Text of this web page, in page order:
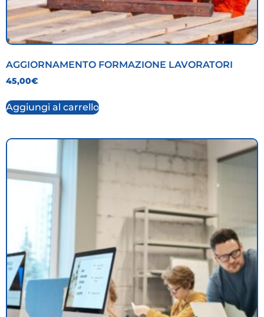
AGGIORNAMENTO FORMAZIONE LAVORATORI
45,00€
Aggiungi al carrello